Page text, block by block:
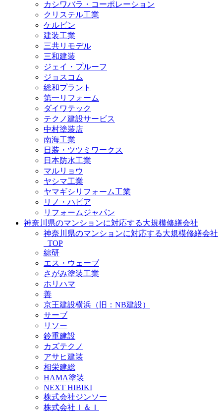
カシワバラ・コーポレーション
クリステル工業
ケルビン
建装工業
三共リモデル
三和建装
ジェイ・プルーフ
ジョスコム
総和プラント
第一リフォーム
ダイワテック
テクノ建設サービス
中村塗装店
南海工業
日装・ツツミワークス
日本防水工業
マルリョウ
ヤシマ工業
ヤマギシリフォーム工業
リノ・ハピア
リフォームジャパン
神奈川県のマンションに対応する大規模修繕会社
神奈川県のマンションに対応する大規模修繕会社
_TOP
綜研
エス・ウェーブ
さがみ塗装工業
ホリハマ
善
京王建設横浜（旧：NB建設）
サーブ
リソー
鈴重建設
カズテクノ
アサヒ建装
相栄建総
HAMA塗装
NEXT HIBIKI
株式会社ジンソー
株式会社Ｉ＆Ｉ